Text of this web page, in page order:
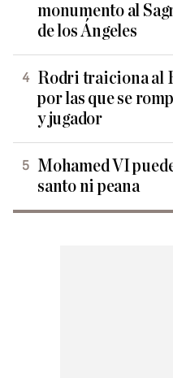
monumento al
de los Ángeles
Rodri traiciona al
por las que se
y jugador
Mohamed VI
santo ni peana